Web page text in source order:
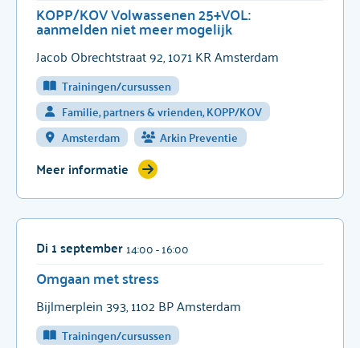
KOPP/KOV Volwassenen 25+VOL:
aanmelden niet meer mogelijk
Jacob Obrechtstraat 92, 1071 KR Amsterdam
Trainingen/cursussen
Familie, partners & vrienden, KOPP/KOV
Amsterdam
Arkin Preventie
Meer informatie
Di 1 september 14:00- 16:00
Omgaan met stress
Bijlmerplein 393, 1102 BP Amsterdam
Trainingen/cursussen